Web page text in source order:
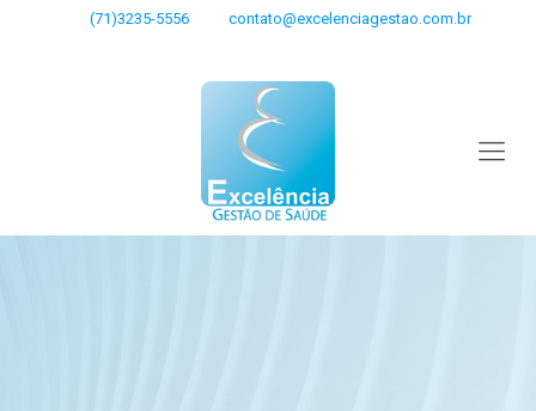
(71)3235-5556 contato@excelenciagestao.com.br